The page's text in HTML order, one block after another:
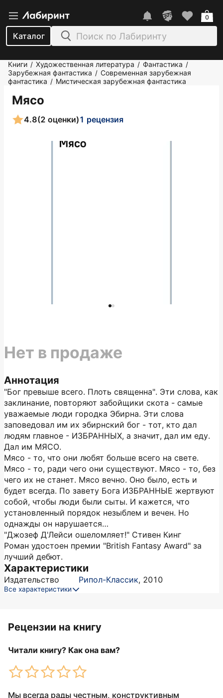
Каталог
0
Книги / Художественная литература / Фантастика /
Зарубежная фантастика / Современная зарубежная
фантастика / Мистическая зарубежная фантастика
Мясо
4.8(2 оценки)1 рецензия
Аннотация
"Бог превыше всего. Плоть священна". Эти слова, как
заклинание, повторяют забойщики скота - самые
уважаемые люди городка Эбирна. Эти слова
заповедовал им их эбирнский бог - тот, кто дал
людям главное - ИЗБРАННЫХ, а значит, дал им еду.
Дал им МЯСО.
Мясо - то, что они любят больше всего на свете.
Мясо - то, ради чего они существуют. Мясо - то, без
чего их не станет. Мясо вечно. Оно было, есть и
будет всегда. По завету Бога ИЗБРАННЫЕ жертвуют
собой, чтобы люди были сыты. И кажется, что
установленный порядок незыблем и вечен. Но
однажды он нарушается…
"Джозеф Д'Лейси ошеломляет!" Стивен Кинг
Роман удостоен премии "British Fantasy Award" за
лучший дебют.
Характеристики
Издательство Рипол-Классик, 2010
Все характеристики
Нет в продаже
Рецензии на книгу
Читали книгу? Как она вам?
Мы всегда рады честным, конструктивным